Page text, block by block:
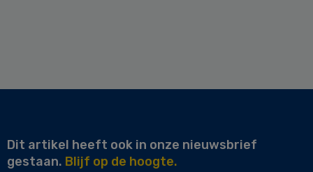
Dit artikel heeft ook in onze nieuwsbrief
gestaan. Blijf op de hoogte.